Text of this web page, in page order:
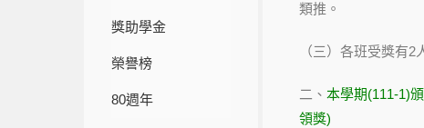
獎助學金
榮譽榜
80週年
類推。
（三）各班受獎有
二、 本學期(111-1)
領獎)